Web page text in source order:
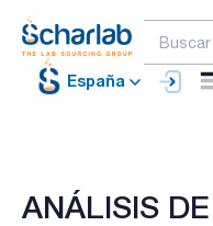
España
ANÁLISIS